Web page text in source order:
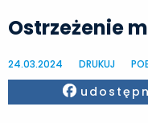
Ostrzeżenie
24.03.2024 DRUKUJ